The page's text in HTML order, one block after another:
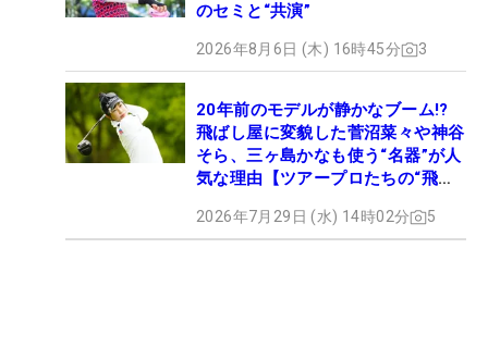
のセミと“共演”
2026年8月6日 (木) 16時45分 3
20年前のモデルが静かなブーム!?
飛ばし屋に変貌した菅沼菜々や神谷
そら、三ヶ島かなも使う“名器”が人
気な理由【ツアープロたちの“飛ば
2026年7月29日 (水) 14時02分 5